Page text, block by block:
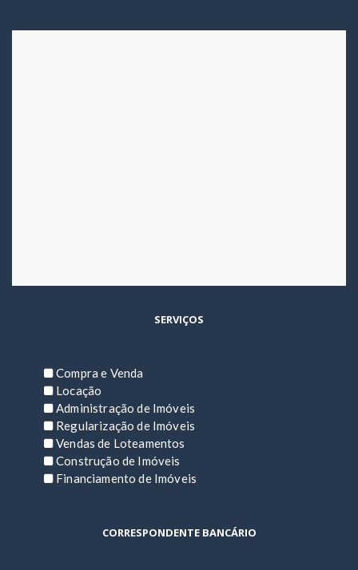
SERVIÇOS
Compra e Venda
Locação
Administração de Imóveis
Regularização de Imóveis
Vendas de Loteamentos
Construção de Imóveis
Financiamento de Imóveis
CORRESPONDENTE BANCÁRIO